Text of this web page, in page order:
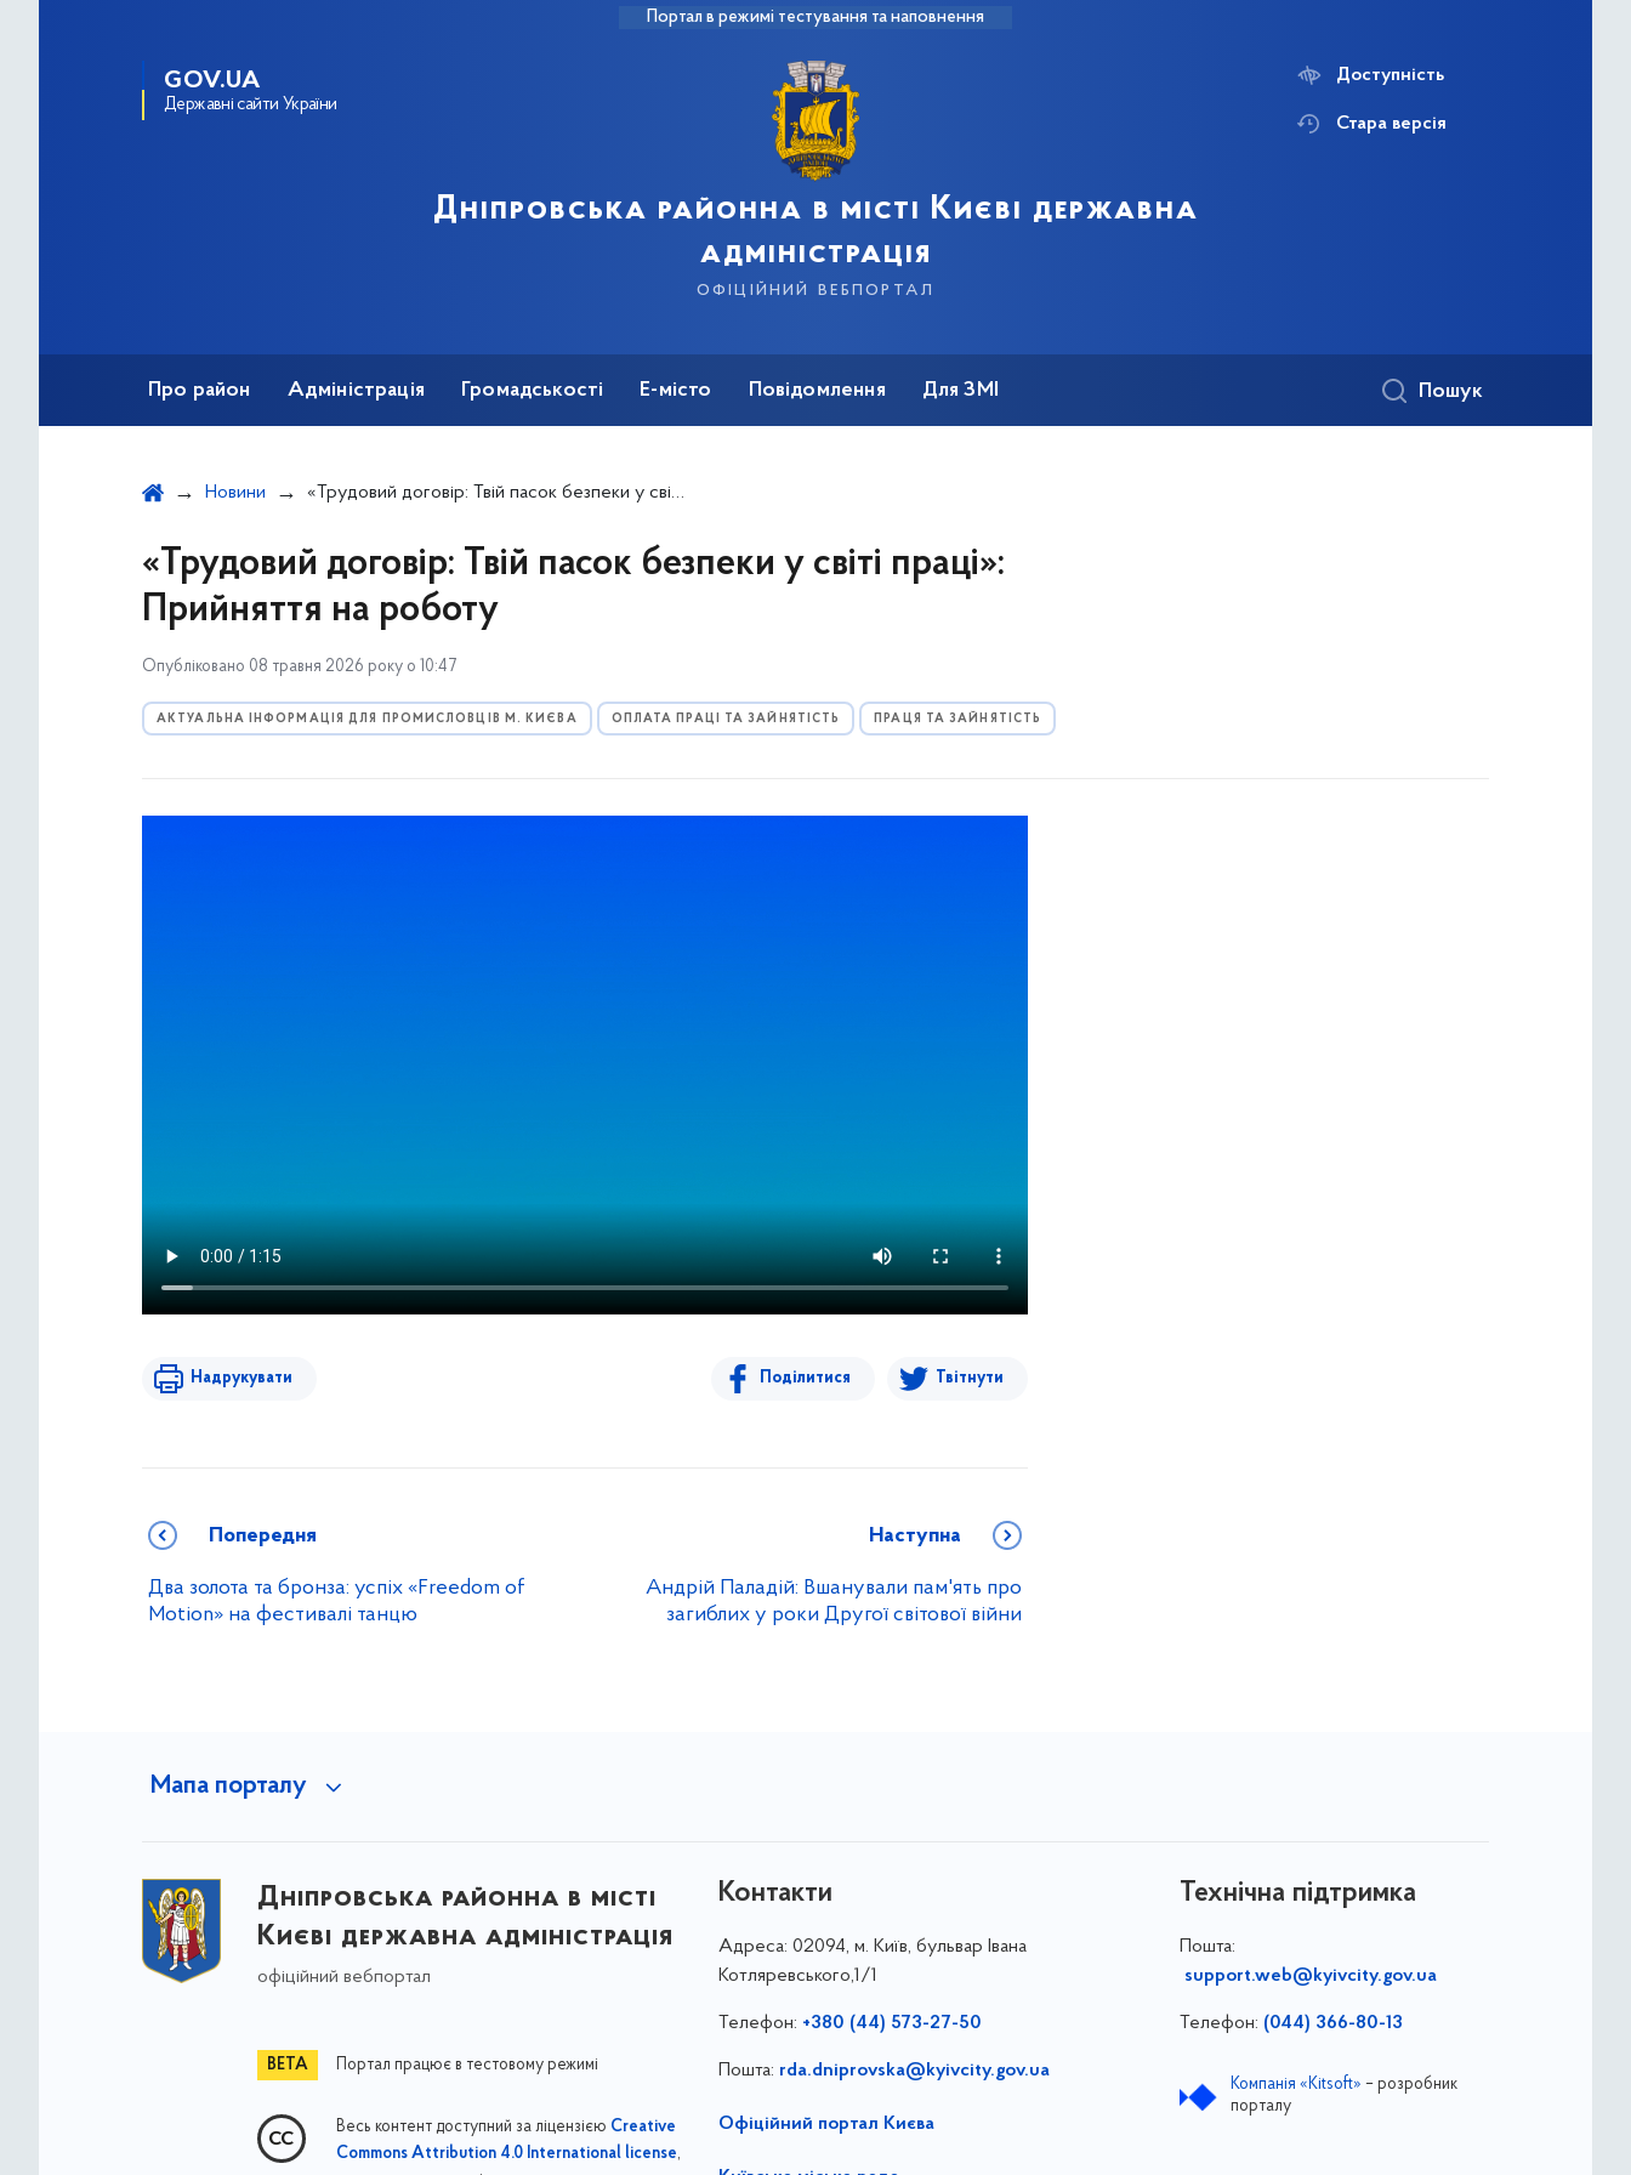
Портал в режимі тестування та наповнення
GOV.UA
Державні сайти України
Дніпровська районна в місті Києві державна
адміністрація
офіційний вебпортал
Доступність
Стара версія
Про район Адміністрація Громадськості Е-місто Повідомлення Для ЗМІ Пошук
Новини «Трудовий договір: Твій пасок безпеки у світі праці»: Прийняття на роботу
«Трудовий договір: Твій пасок безпеки у світі праці»:
Прийняття на роботу
Опубліковано 08 травня 2026 року о 10:47
АКТУАЛЬНА ІНФОРМАЦІЯ ДЛЯ ПРОМИСЛОВЦІВ М. КИЄВА ОПЛАТА ПРАЦІ ТА ЗАЙНЯТІСТЬ ПРАЦЯ ТА ЗАЙНЯТІСТЬ
Надрукувати Поділитися Твітнути
Попередня
Два золота та бронза: успіх «Freedom of
Motion» на фестивалі танцю
Наступна
Андрій Паладій: Вшанували пам'ять про
загиблих у роки Другої світової війни
Мапа порталу
Дніпровська районна в місті
Києві державна адміністрація
офіційний вебпортал
Портал працює в тестовому режимі
Весь контент доступний за ліцензією Creative
Commons Attribution 4.0 International license,
Контакти
Адреса: 02094, м. Київ, бульвар Івана
Котляревського,1/1
Телефон: +380 (44) 573-27-50
Пошта: rda.dniprovska@kyivcity.gov.ua
Офіційний портал Києва
Технічна підтримка
Пошта:
support.web@kyivcity.gov.ua
Телефон: (044) 366-80-13
Компанія «Kitsoft» – розробник
порталу